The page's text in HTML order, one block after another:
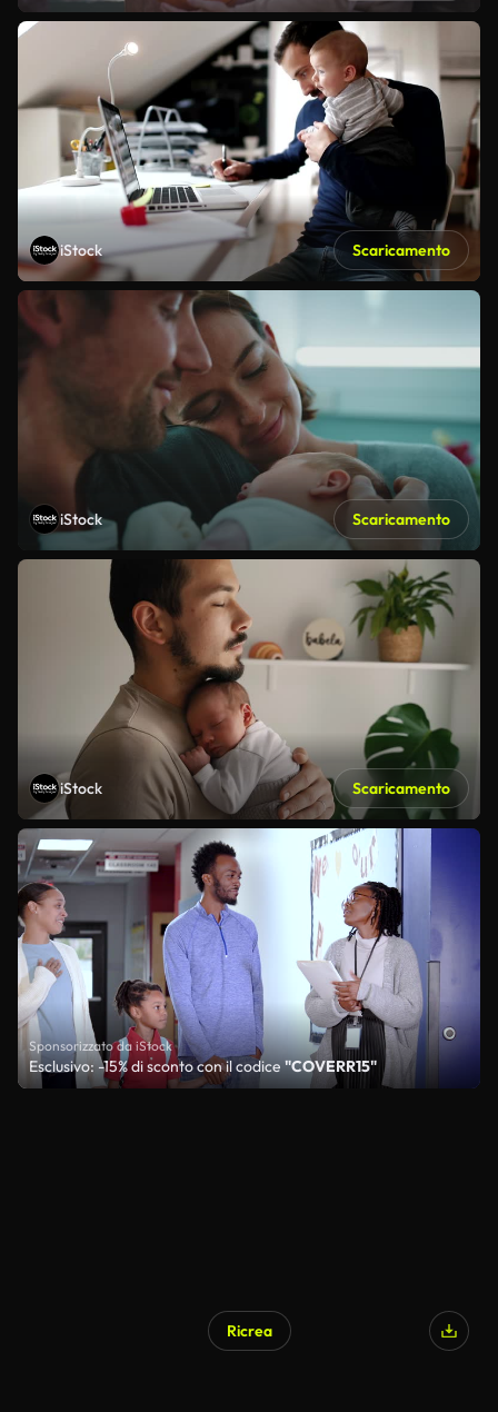
iStock Scaricamento
iStock Scaricamento
iStock Scaricamento
Sponsorizzato da iStock
Esclusivo: -15% di sconto con il codice"COVERR15"
Ricrea